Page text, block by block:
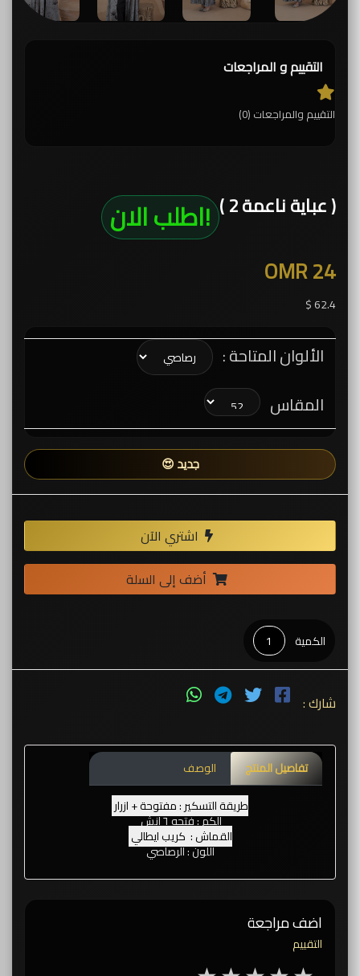
التقييم و المراجعات
التقييم والمراجعات (0)
( عباية ناعمة 2 ) !اطلب الان
OMR 24
62.4 $
الألوان المتاحة :
المقاس
جديد 😍
اشتري الآن
أضف إلى السلة
الكمية
شارك :
تفاصيل المنتج
الوصف
طريقة التسكير : مفتوحة + ازرار
الكم : فتحه ٦ انش
القماش : كريب ايطالي
اللون : الرصاصي
اضف مراجعة
التقييم